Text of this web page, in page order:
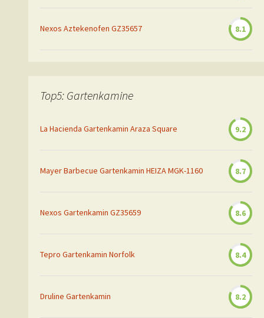
Nexos Aztekenofen GZ35657 8.1
Top5: Gartenkamine
La Hacienda Gartenkamin Araza Square 9.2
Mayer Barbecue Gartenkamin HEIZA MGK-1160 8.7
Nexos Gartenkamin GZ35659 8.6
Tepro Gartenkamin Norfolk 8.4
Druline Gartenkamin 8.2